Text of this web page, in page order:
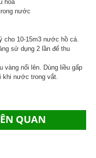
hóa
nước
cho 10-15m3 nước hồ cá.
sử dụng 2 lần để thu
vàng nổi lên. Dùng liều gấp
khi nước trong vắt.
QUAN